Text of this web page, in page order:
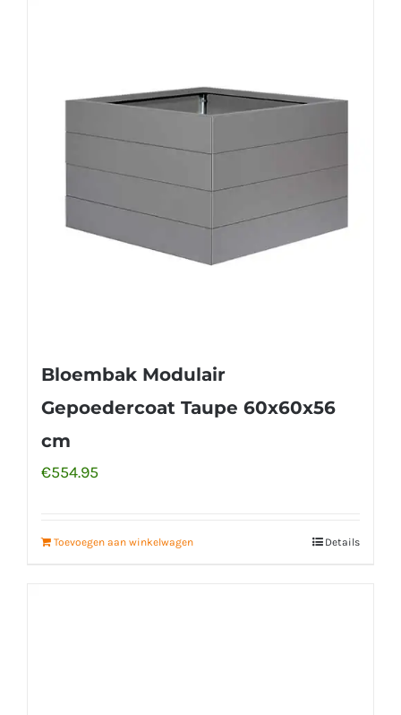
Bloembak Modulair
Gepoedercoat Taupe 60x60x56
cm
€554.95
Toevoegen aan winkelwagen Details